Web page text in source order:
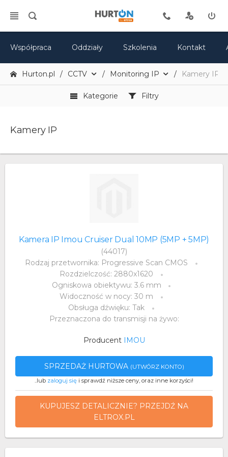
Współpraca Oddziały Szkolenia Kontakt
Hurton.pl CCTV Monitoring IP Kamery IP
Kategorie Filtry
Kamery IP
Kamera IP Imou Cruiser Dual 10MP (5MP + 5MP)
(44017)
Rodzaj przetwornika: Progressive Scan CMOS
Rozdzielczość: 2880x1620
Ogniskowa obiektywu: 3.6 mm
Widoczność w nocy: 30 m
Obsługa dźwięku: Tak
Przeznaczona do transmisji na żywo:
Producent IMOU
SPRZEDAŻ HURTOWA (UTWÓRZ KONTO)
..lub zaloguj się i sprawdź niższe ceny, oraz inne korzyści!
KUPUJESZ DETALICZNIE? PRZEJDŹ NA
ELTROX.PL